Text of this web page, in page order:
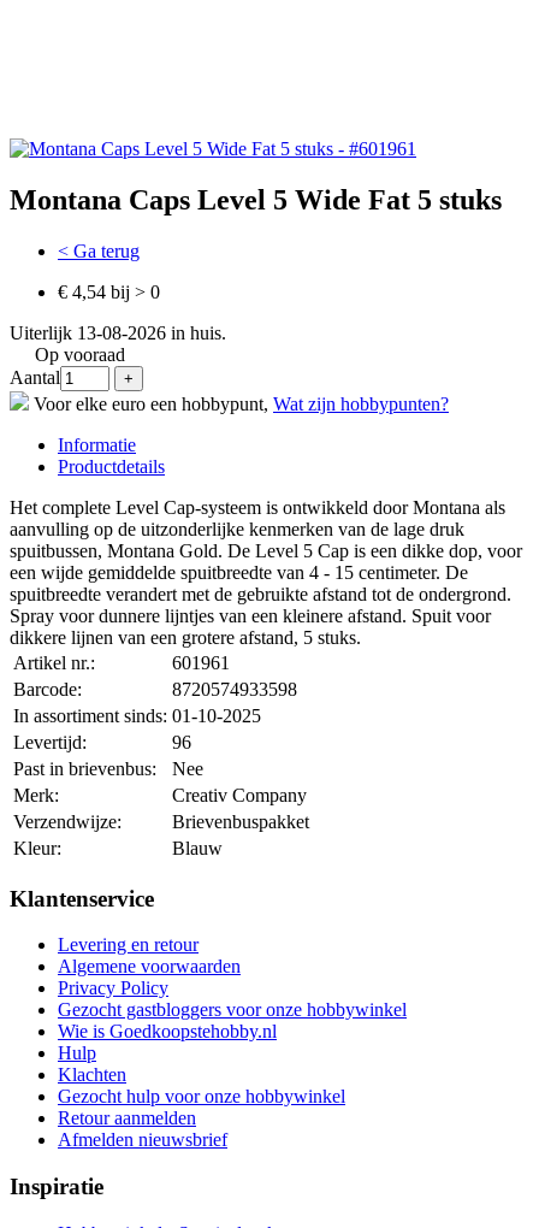
Montana Caps Level 5 Wide Fat 5 stuks
< Ga terug
€ 4,54 bij > 0
Uiterlijk 13-08-2026 in huis.
Op vooraad
Aantal
Voor elke euro een hobbypunt, Wat zijn hobbypunten?
Informatie
Productdetails
Het complete Level Cap-systeem is ontwikkeld door Montana als
aanvulling op de uitzonderlijke kenmerken van de lage druk
spuitbussen, Montana Gold. De Level 5 Cap is een dikke dop, voor
een wijde gemiddelde spuitbreedte van 4 - 15 centimeter. De
spuitbreedte verandert met de gebruikte afstand tot de ondergrond.
Spray voor dunnere lijntjes van een kleinere afstand. Spuit voor
dikkere lijnen van een grotere afstand, 5 stuks.
Artikel nr.:
601961
Barcode:
8720574933598
In assortiment sinds: 01-10-2025
Levertijd:
96
Past in brievenbus:
Nee
Merk:
Creativ Company
Verzendwijze:
Brievenbuspakket
Kleur:
Blauw
Klantenservice
Levering en retour
Algemene voorwaarden
Privacy Policy
Gezocht gastbloggers voor onze hobbywinkel
Wie is Goedkoopstehobby.nl
Hulp
Klachten
Gezocht hulp voor onze hobbywinkel
Retour aanmelden
Afmelden nieuwsbrief
Inspiratie